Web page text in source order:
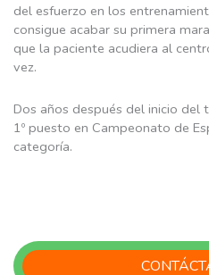
del esfuerzo en los
consigue acabar su primera
que la paciente acudiera al
vez.
Dos años después del inicio
1º puesto en Campeonato de
categoría.